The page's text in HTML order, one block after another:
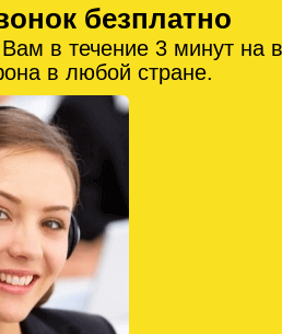
безплатно
в течение 3 минут на
в любой стране.